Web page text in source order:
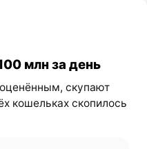
млн за день
скупают
кошельках скопилось